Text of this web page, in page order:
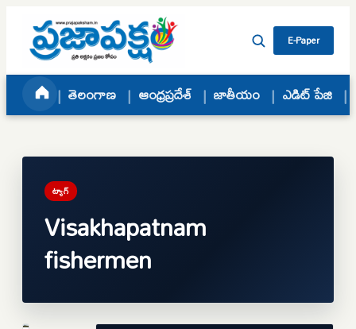
Skip to content
E-Paper
తెలంగాణ ఆంధ్రప్రదేశ్ జాతీయం ఎడిట్ పేజి
ట్యాగ్
Visakhapatnam
fishermen